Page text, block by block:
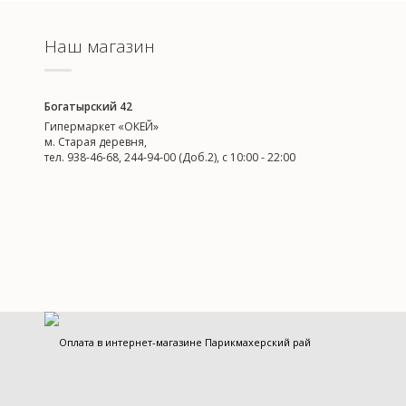
Наш магазин
Богатырский 42
Гипермаркет «ОКЕЙ»
м. Старая деревня,
тел. 938-46-68, 244-94-00 (Доб.2), c 10:00 - 22:00